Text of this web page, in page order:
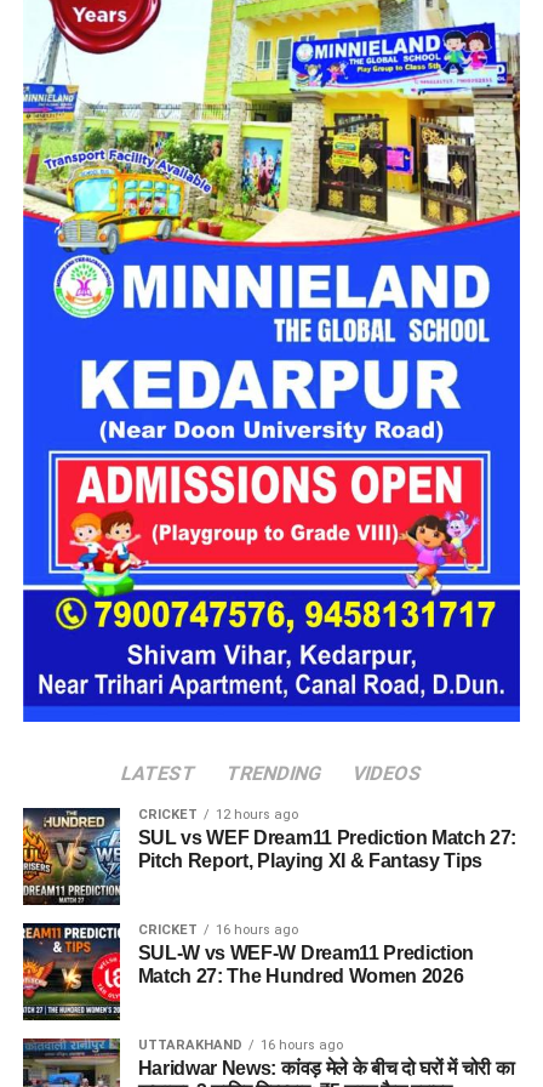
गांव’ विकसित करने की योजना तैयार की जा रही है। इस योजना का उद्देश्य
नारी निकेतन में रहने वाली महिलाओं और बच्चों को सुरक्षित माहौल के साथ-
साथ घर जैसा अपनापन और स्वतंत्रता देना है।
उत्तराखंड में बन रहा ‘आलंबन गांव’
महिला सशक्तिकरण एवं बाल विकास विभागके निदेशक आईएएस बंशीलाल
राणा के मुताबिक, नारी निकेतन में आने वाली कई महिलाएं और बच्चे खुद को
एक बंद संस्थान या जेल जैसी जगह पर महसूस करते हैं। यही वजह है कि
कई बार बच्चे वहां से निकलने या भागने की कोशिश तक करने लगते हैं।
इसी समस्या को ध्यान में रखते हुए विभाग अब ऐसा इंफ्रास्ट्रक्चर तैयार
करने की दिशा में काम कर रहा है, जहां रहने वाले लोगों को संस्थागत माहौल
के बजाय परिवार जैसा वातावरण मिल सके।
16 घरों में मिलेगा परिवार जैसा माहौल
प्रस्तावित आलंबन गांव में कॉटेज और छोटे घर विकसित किए जाएंगे। यहां
एक परिवार की तर्ज पर लोगों को रखा जाएगा। योजना के मुताबिक, एक
यूनिट में करीब दो महिलाएं, चार बच्चे और एक किशोरी को शामिल किया
जाएगा। इस तरह उन्हें एक परिवार की तरह साथ रहने का अवसर मिलेगा।
हर यूनिट में अलग किचन जैसी सुविधाएं भी होंगी, ताकि वहां रहने वाली
महिलाओं और बच्चों को रोजमर्रा के जीवन में ज्यादा स्वतंत्रता और जिम्मेदारी
का अनुभव हो सके। प्रस्तावित परिसर में कुल 16 घर विकसित किए
जाएंगे, जिनमें करीब 88 लोगों के रहने की व्यवस्था होगी।
LATEST TRENDING VIDEOS
CRICKET 12 hours ago
SUL vs WEF Dream11 Prediction Match 27:
Pitch Report, Playing XI & Fantasy Tips
CRICKET 16 hours ago
SUL-W vs WEF-W Dream11 Prediction
Match 27: The Hundred Women 2026
UTTARAKHAND 16 hours ago
Haridwar News: कांवड़ मेले के बीच दो घरों में चोरी का